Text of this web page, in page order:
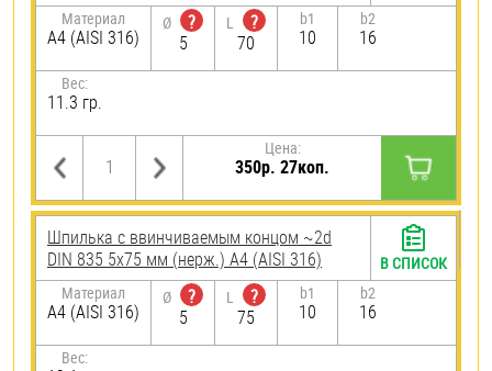
Материал
A4 (AISI 316)
Ø
?
5
L
?
70
b1
10
b2
16
Вес:
11.3 гр.
Цена:
350р. 27коп.
Шпилька c ввинчиваемым концом ~2d
DIN 835 5х75 мм (нерж.) A4 (AISI 316)
Материал
A4 (AISI 316)
Ø
?
5
L
?
75
b1
10
b2
16
Вес:
В СПИСОК